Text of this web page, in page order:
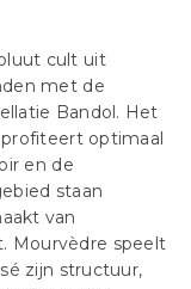
cult uit
met de
Bandol. Het
optimaal
en de
staan
van
Mourvèdre speelt
zijn structuur,